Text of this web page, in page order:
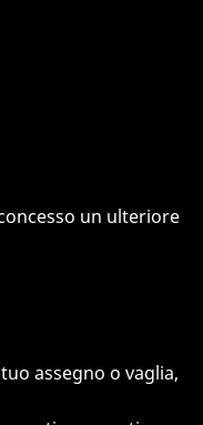
un ulteriore
assegno o vaglia,